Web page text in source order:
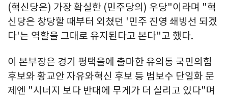
(혁신당은) 가장 확실한 (민주당의) 우당"이라며 "혁
신당은 창당할 때부터 외쳤던 '민주 진영 쇄빙선 되겠
다'는 역할을 그대로 유지된다고 본다"고 했다.
이 본부장은 경기 평택을에 출마한 유의동 국민의힘
후보와 황교안 자유와혁신 후보 등 범보수 단일화 문
제엔 "시너지 보다 반대에 무게가 더 실리고 있다"며